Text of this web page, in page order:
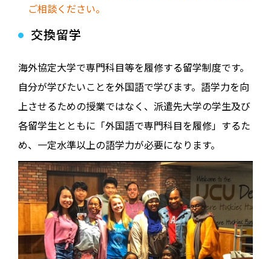
ご相談ください。
交換留学
海外協定大学で専門科目等を履修する留学制度です。
自分が学びたいことを外国語で学びます。語学力を向
上させるための授業ではなく、派遣先大学の学生及び
各留学生とともに「外国語で専門科目を履修」するた
め、一定水準以上の語学力が必要になります。